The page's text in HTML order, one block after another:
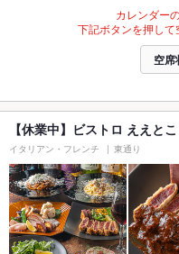
カレンダー
下記ボタンを押して
空席
【休業中】ビストロ ええとこ
イタリアン・フレンチ 東通り